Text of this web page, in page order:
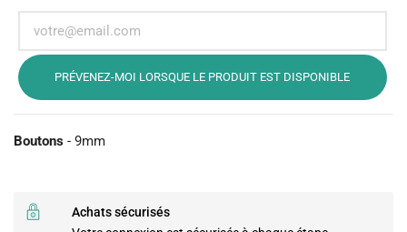
PRÉVENEZ-MOI LORSQUE LE PRODUIT EST DISPONIBLE
Boutons - 9mm
Achats sécurisés